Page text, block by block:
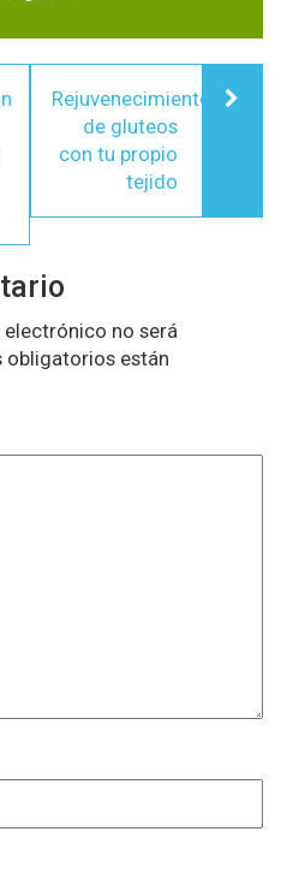
Rejuvenecimiento
de gluteos
con tu propio
tejido
no será
obligatorios están